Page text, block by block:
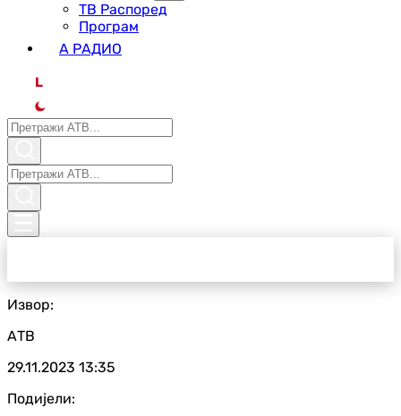
ТВ Распоред
Програм
А РАДИО
L
Извор:
АТВ
29.11.2023 13:35
Подијели: